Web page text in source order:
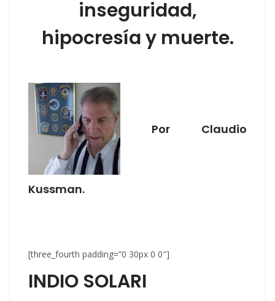
inseguridad,
hipocresía y muerte.
Por Claudio
Kussman.
[three_fourth padding=”0 30px 0 0″]
INDIO SOLARI